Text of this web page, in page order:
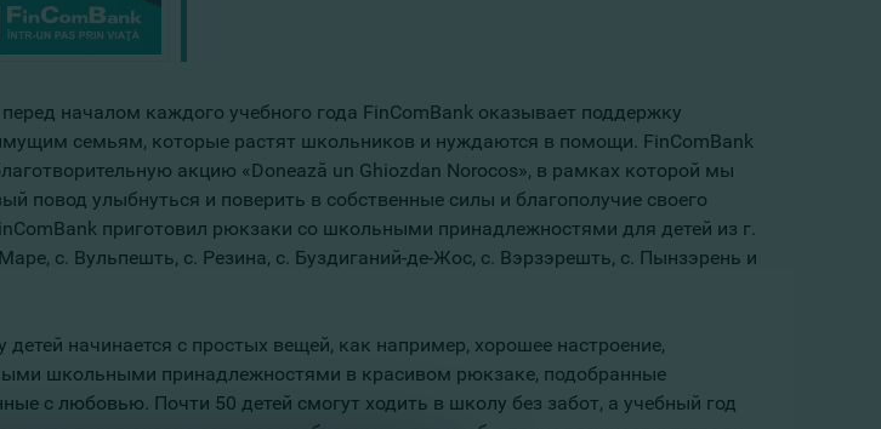
началом каждого учебного года FinComBank оказывает поддержку
семьям, которые растят школьников и нуждаются в помощи. FinComBank
акцию «Donează un Ghiozdan Norocos», в рамках которой мы
повод улыбнуться и поверить в собственные силы и благополучие своего
приготовил рюкзаки со школьными принадлежностями для детей из г.
с. Вульпешть, с. Резина, с. Буздиганий-де-Жос, с. Вэрзэрешть, с. Пынзэрень и
детей начинается с простых вещей, как например, хорошее настроение,
школьными принадлежностями в красивом рюкзаке, подобранные
с любовью. Почти 50 детей смогут ходить в школу без забот, а учебный год